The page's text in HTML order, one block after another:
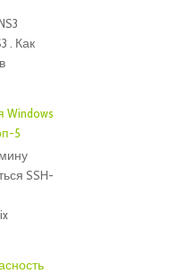
. Как
Windows
5
SSH-